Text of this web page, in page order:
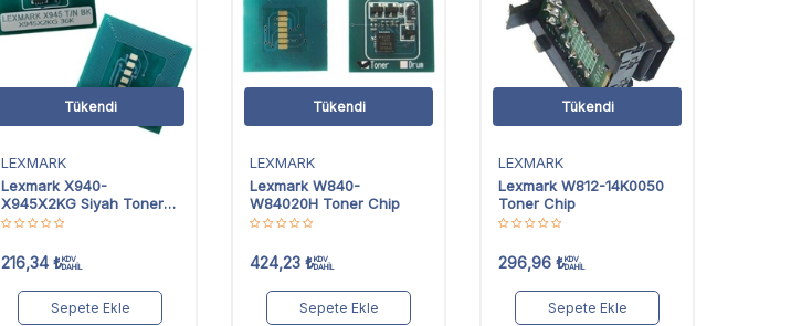
Tükendi
LEXMARK
Lexmark X940-
X945X2KG Siyah Toner
Chip
216,34 ₺KDV
DAHİL
Sepete Ekle
Tükendi
LEXMARK
Lexmark W840-
W84020H Toner Chip
424,23 ₺KDV
DAHİL
Sepete Ekle
Tükendi
LEXMARK
Lexmark W812-14K0050
Toner Chip
296,96 ₺KDV
DAHİL
Sepete Ekle